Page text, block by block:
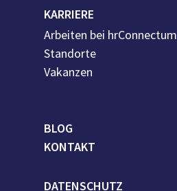
KARRIERE
Arbeiten bei hrConnectum
Standorte
Vakanzen
BLOG
KONTAKT
DATENSCHUTZ